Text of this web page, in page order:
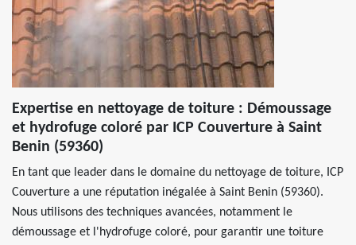
Expertise en nettoyage de toiture : Démoussage
et hydrofuge coloré par ICP Couverture à Saint
Benin (59360)
En tant que leader dans le domaine du nettoyage de toiture, ICP
Couverture a une réputation inégalée à Saint Benin (59360).
Nous utilisons des techniques avancées, notamment le
démoussage et l'hydrofuge coloré, pour garantir une toiture